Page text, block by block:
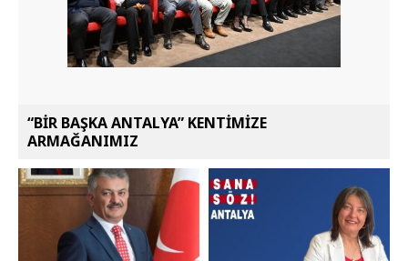
“BİR BAŞKA ANTALYA” KENTİMİZE
ARMAĞANIMIZ